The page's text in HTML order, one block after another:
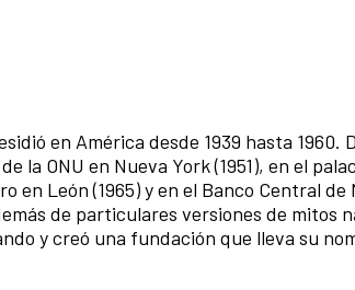
en América desde 1939 hasta 1960.
la ONU en Nueva York (1951), en el
en León (1965) y en el Banco Central de
de particulares versiones de mitos
y creó una fundación que lleva su